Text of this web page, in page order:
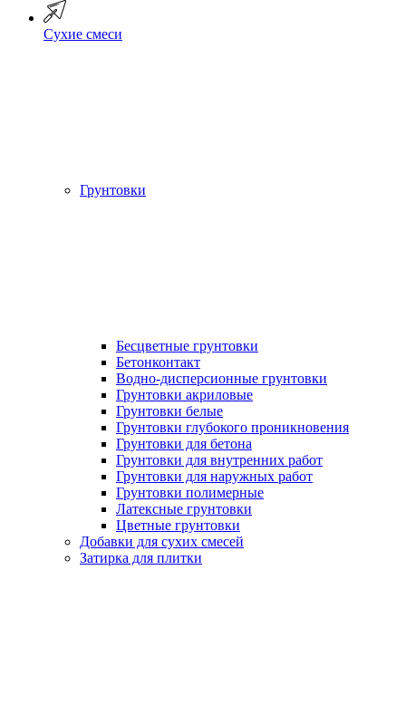
Сухие смеси
Грунтовки
Бесцветные грунтовки
Бетонконтакт
Водно-дисперсионные грунтовки
Грунтовки акриловые
Грунтовки белые
Грунтовки глубокого проникновения
Грунтовки для бетона
Грунтовки для внутренних работ
Грунтовки для наружных работ
Грунтовки полимерные
Латексные грунтовки
Цветные грунтовки
Добавки для сухих смесей
Затирка для плитки